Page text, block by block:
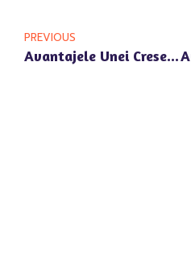
PREVIOUS
Avantajele Unei Crese Si Gradinite In Pipera Nord: O Perspectiva Asupra Happy Univers